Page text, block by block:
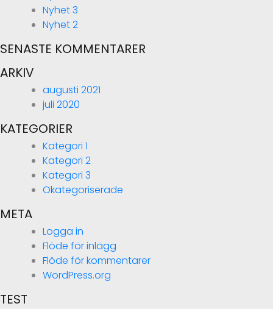
Nyhet 3
Nyhet 2
SENASTE KOMMENTARER
ARKIV
augusti 2021
juli 2020
KATEGORIER
Kategori 1
Kategori 2
Kategori 3
Okategoriserade
META
Logga in
Flöde för inlägg
Flöde för kommentarer
WordPress.org
TEST